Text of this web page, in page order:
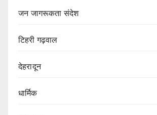
जन जागरूकता संदेश
टिहरी गढ़वाल
देहरादून
धार्मिक